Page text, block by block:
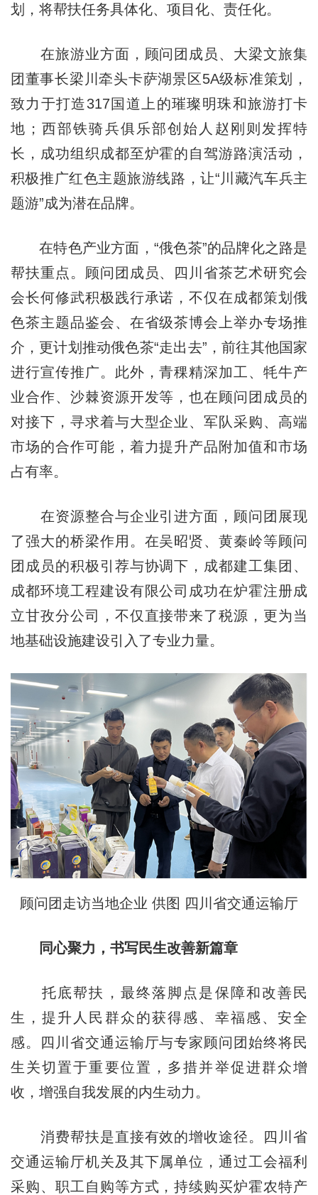
划，将帮扶任务具体化、项目化、责任化。
在旅游业方面，顾问团成员、大梁文旅集
团董事长梁川牵头卡萨湖景区5A级标准策划，
致力于打造317国道上的璀璨明珠和旅游打卡
地；西部铁骑兵俱乐部创始人赵刚则发挥特
长，成功组织成都至炉霍的自驾游路演活动，
积极推广红色主题旅游线路，让“川藏汽车兵主
题游”成为潜在品牌。
在特色产业方面，“俄色茶”的品牌化之路是
帮扶重点。顾问团成员、四川省茶艺术研究会
会长何修武积极践行承诺，不仅在成都策划俄
色茶主题品鉴会、在省级茶博会上举办专场推
介，更计划推动俄色茶“走出去”，前往其他国家
进行宣传推广。此外，青稞精深加工、牦牛产
业合作、沙棘资源开发等，也在顾问团成员的
对接下，寻求着与大型企业、军队采购、高端
市场的合作可能，着力提升产品附加值和市场
占有率。
在资源整合与企业引进方面，顾问团展现
了强大的桥梁作用。在吴昭贤、黄秦岭等顾问
团成员的积极引荐与协调下，成都建工集团、
成都环境工程建设有限公司成功在炉霍注册成
立甘孜分公司，不仅直接带来了税源，更为当
地基础设施建设引入了专业力量。
顾问团走访当地企业 供图 四川省交通运输厅
同心聚力，书写民生改善新篇章
托底帮扶，最终落脚点是保障和改善民
生，提升人民群众的获得感、幸福感、安全
感。四川省交通运输厅与专家顾问团始终将民
生关切置于重要位置，多措并举促进群众增
收，增强自我发展的内生动力。
消费帮扶是直接有效的增收途径。四川省
交通运输厅机关及其下属单位，通过工会福利
采购、职工自购等方式，持续购买炉霍农特产